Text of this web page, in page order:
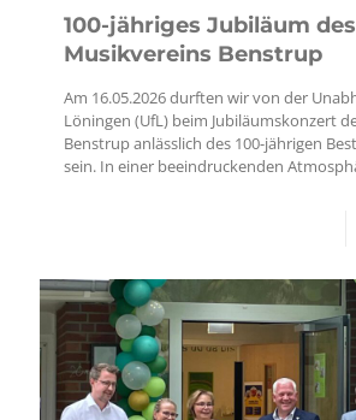
100-jähriges Jubiläum des
Musikvereins Benstrup
Am 16.05.2026 durften wir von der
Löningen (UfL) beim Jubiläumskonzert
Benstrup anlässlich des 100-jährigen
sein. In einer beeindruckenden